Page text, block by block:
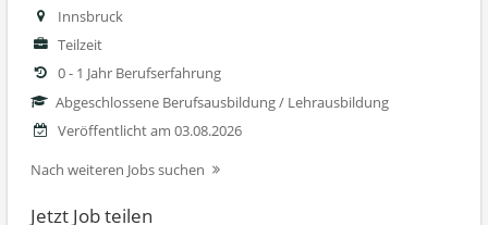
Innsbruck
Teilzeit
0 - 1 Jahr Berufserfahrung
Abgeschlossene Berufsausbildung / Lehrausbildung
Veröffentlicht am 03.08.2026
Nach weiteren Jobs suchen
Jetzt Job teilen